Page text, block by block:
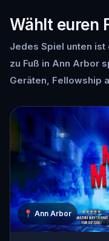
Wählt euren
Jedes Spiel unten
zu Fuß in Ann Arbor
Geräten, Fellowship
📍 Ann Arbor